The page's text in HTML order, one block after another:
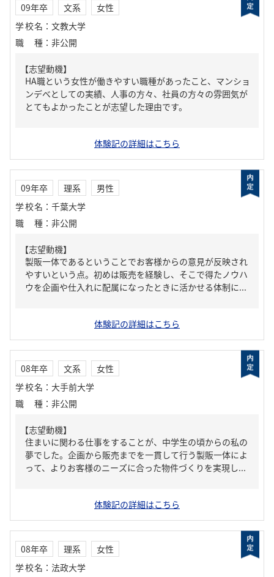
09年卒 文系
女性
学校名 ： 文教大学
職種 ： 非公開
【志望動機】
HA職という女性が働きやすい職種があったこと、マンショ
ンデべとしての実績、人事の方々、社員の方々の雰囲気が
とてもよかったことが志望した理由です。
体験記の詳細はこちら
09年卒 理系
男性
学校名 ： 千葉大学
職種 ： 非公開
【志望動機】
製販一体であるということでお客様からの意見が反映され
やすいという点。初めは販売を経験し、そこで得たノウハ
ウを企画や仕入れに配属になったときに活かせる体制に...
体験記の詳細はこちら
08年卒 文系
女性
学校名 ： 大手前大学
職種 ： 非公開
【志望動機】
住まいに関わる仕事をすることが、中学生の頃からの私の
夢でした。企画から販売までを一貫して行う製販一体によ
って、よりお客様のニーズに合った物件づくりを実現し...
体験記の詳細はこちら
08年卒 理系
女性
学校名 ： 法政大学